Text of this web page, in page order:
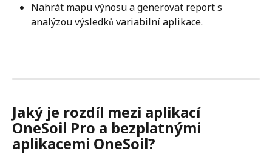
Nahrát mapu výnosu a generovat report s
analýzou výsledků variabilní aplikace.
Jaký je rozdíl mezi aplikací
OneSoil Pro a bezplatnými
aplikacemi OneSoil?